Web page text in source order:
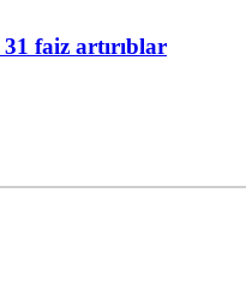
faiz artırıblar